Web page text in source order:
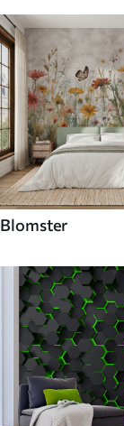
Blomster